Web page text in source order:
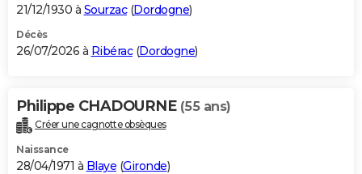
GUIDES D'ACHAT
BONS PLANS
Carte de Noël
Carte Bonne année
Carte Saint-Valentin
Carte Pâques
Carte d'anniversaire
DICTIONNAIRE
Dictionnaire
Biographies
Citations
Expressions
Proverbes
PROGRAMME TV
21/12/1930 à Sourzac(Dordogne)
Décès
26/07/2026 à Ribérac(Dordogne)
Philippe CHADOURNE (55 ans)
Créer une cagnotte obsèques
Naissance
28/04/1971 à Blaye (Gironde)